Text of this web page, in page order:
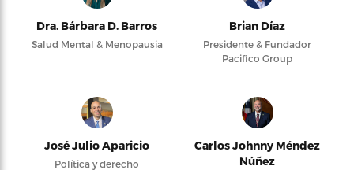
Dra. Bárbara D. Barros
Salud Mental & Menopausia
Brian Díaz
Presidente & Fundador
Pacifico Group
José Julio Aparicio
Política y derecho
Carlos Johnny Méndez
Núñez